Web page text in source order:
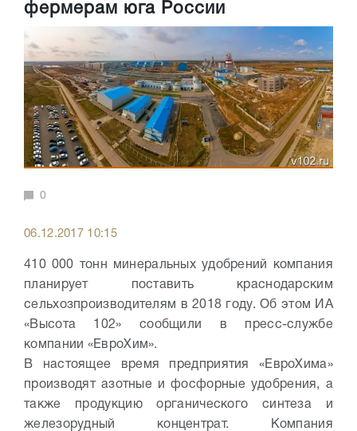
фермерам юга России
0
06.12.2017 10:15
410 000 тонн минеральных удобрений компания
планирует поставить краснодарским
сельхозпроизводителям в 2018 году. Об этом ИА
«Высота 102» сообщили в пресс-службе
компании «ЕвроХим».
В настоящее время предприятия «ЕвроХима»
производят азотные и фосфорные удобрения, а
также продукцию органического синтеза и
железорудный концентрат. Компания